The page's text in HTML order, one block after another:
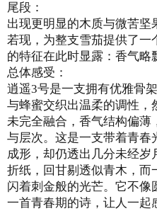
尾段：
出现更明显的木质与微苦
若现，为整支雪茄提供了一
的特征在此时显露：香气略
总体感受：
逍遥3号是一支拥有优雅骨
与蜂蜜交织出温柔的调性，
未完全融合，香气结构偏薄
与层次。这是一支带着青春
成形，却仍透出几分未经岁
折纸，回甘剔透似青木，而
闪着刺金般的光芒。它不像
一首青春期的诗，让人一起